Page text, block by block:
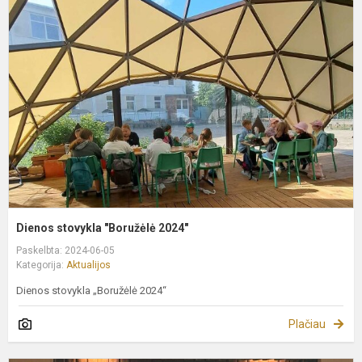
Dienos stovykla "Boružėlė 2024"
Paskelbta: 2024-06-05
Kategorija: Aktualijos
Dienos stovykla „Boružėlė 2024“
Plačiau